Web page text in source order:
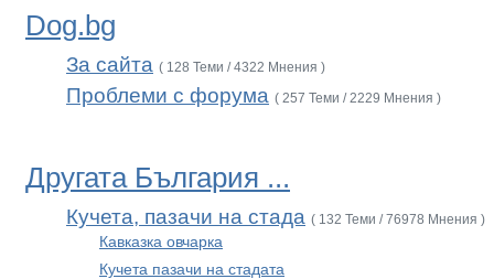
Dog.bg
За сайта ( 128 Теми / 4322 Мнения )
Проблеми с форума ( 257 Теми / 2229 Мнения )
Другата България ...
Кучета, пазачи на стада ( 132 Теми / 76978 Мнения )
Кавказка овчарка
Кучета пазачи на стадата